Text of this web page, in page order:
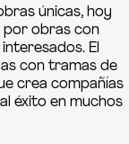
únicas, hoy
por obras con
El
con tramas de
crea compañías
éxito en muchos